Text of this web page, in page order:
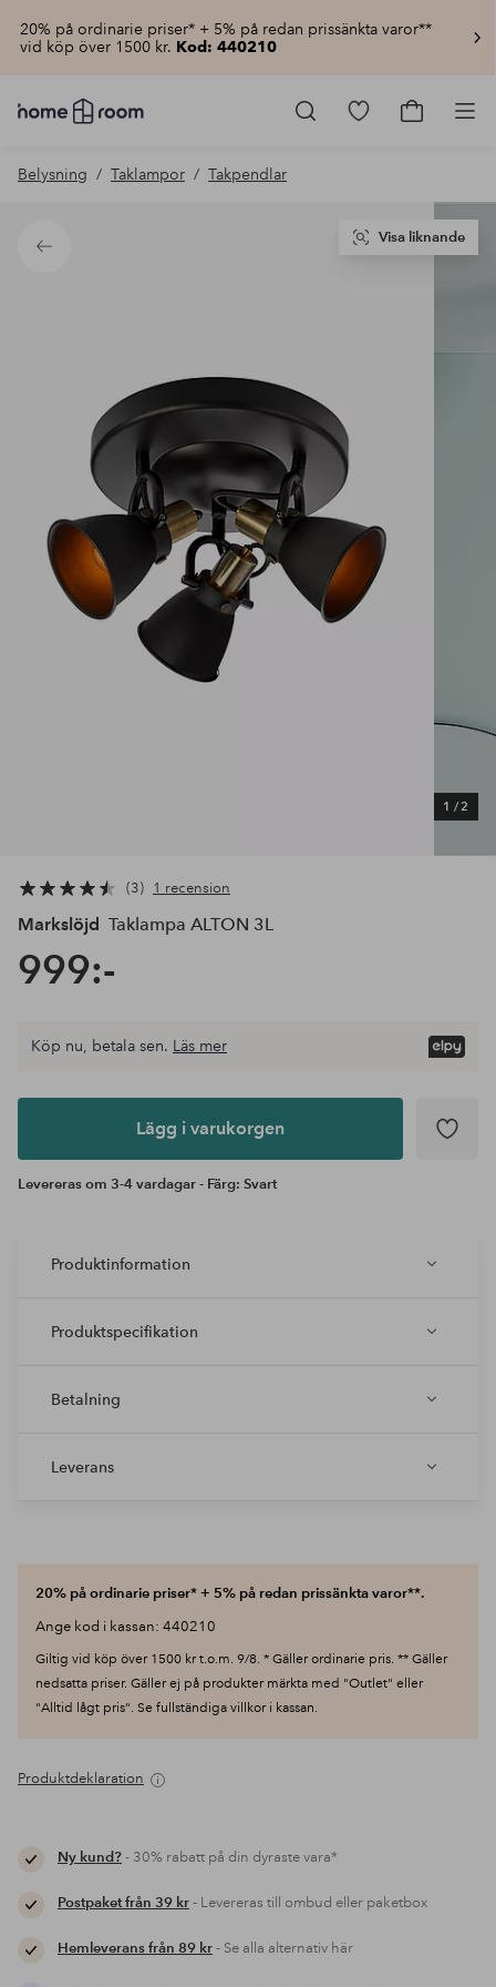
20% på ordinarie priser* + 5% på redan prissänkta varor**
vid köp över 1500 kr. Kod: 440210
Homeroom
–
hemmet
pris
Gå
Gå
Belysning Taklampor Takpendlar
Tillbaka
1 /2
Visa liknande
3 1 recension
Markslöjd Taklampa ALTON 3L
999:-
Lägg i
Köp nu, betala sen. Läs mer
Lägg i varukorgen
Levereras om 3-4 vardagar - Färg: Svart
Produktinformation
Produktspecifikation
Betalning
Leverans
20% på ordinarie priser* + 5% på redan prissänkta varor**.
Ange kod i kassan: 440210
Giltig vid köp över 1500 kr t.o.m. 9/8. * Gäller ordinarie pris. ** Gäller
nedsatta priser. Gäller ej på produkter märkta med "Outlet" eller
"Alltid lågt pris". Se fullständiga villkor i kassan.
Produktdeklaration
Ny kund?- 30% rabatt på din dyraste vara*
Postpaket från 39 kr- Levereras till ombud eller paketbox
Hemleverans från 89 kr- Se alla alternativ här